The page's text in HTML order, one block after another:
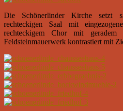
Die Schönerlinder Kirche setzt
rechteckigen Saal mit
rechteckigem Chor mit geradem
Feldsteinmauerwerk kontrastiert mit